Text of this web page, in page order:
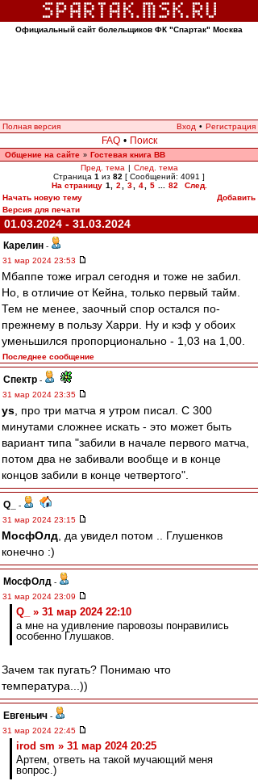
Официальный сайт болельщиков ФК "Спартак" Москва
Полная версия Вход • Регистрация
FAQ • Поиск
Общение на сайте » Гостевая книга ВВ
Пред. тема | След. тема
Страница 1 из 82 [ Сообщений: 4091 ]
На страницу 1 2 3 4 5 82
След.
Начать новую тему
Добавить
Версия для печати
01.03.2024 - 31.03.2024
Карелин -
31 мар 2024 23:53
Мбаппе тоже играл сегодня и тоже не забил.
Но, в отличие от Кейна, только первый тайм.
Тем не менее, заочный спор остался по-
прежнему в пользу Харри. Ну и кэф у обоих
уменьшился пропорционально - 1,03 на 1,00.
Последнее сообщение
Спектр -
31 мар 2024 23:35
ys , про три матча я утром писал. С 300
минутами сложнее искать - это может быть
вариант типа "забили в начале первого матча,
потом два не забивали вообще и в конце
концов забили в конце четвертого".
Q_
-
31 мар 2024 23:15
МосфОлд , да увидел потом .. Глушенков
конечно :)
МосфОлд -
31 мар 2024 23:09
Q_ » 31 мар 2024 22:10
а мне на удивление паровозы понравились
особенно Глушаков.
Зачем так пугать? Понимаю что
температура...))
Евгеньич -
31 мар 2024 22:45
irod sm » 31 мар 2024 20:25
Артем, ответь на такой мучающий меня
вопрос.)